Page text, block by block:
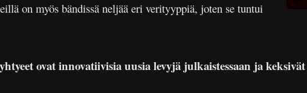
on myös bändissä neljää eri verityyppiä, joten se tuntui
ovat innovatiivisia uusia levyjä julkaistessaan ja